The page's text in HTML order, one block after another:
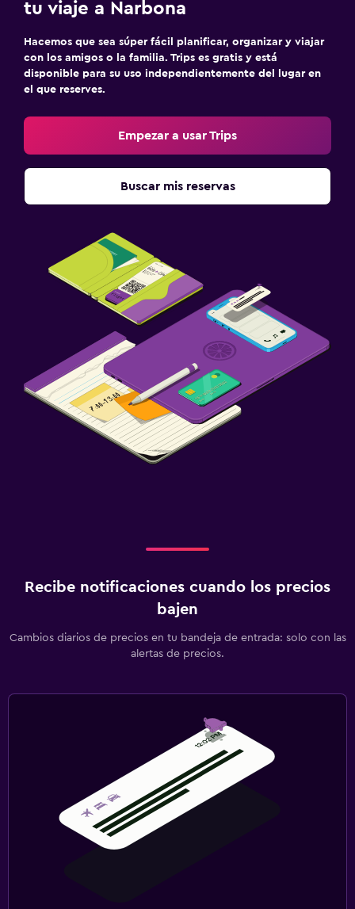
tu viaje a Narbona
Hacemos que sea súper fácil planificar, organizar y viajar
con los amigos o la familia. Trips es gratis y está
disponible para su uso independientemente del lugar en
el que reserves.
Empezar a usar Trips
Buscar mis reservas
Recibe notificaciones cuando los precios
bajen
Cambios diarios de precios en tu bandeja de entrada: solo con las
alertas de precios.